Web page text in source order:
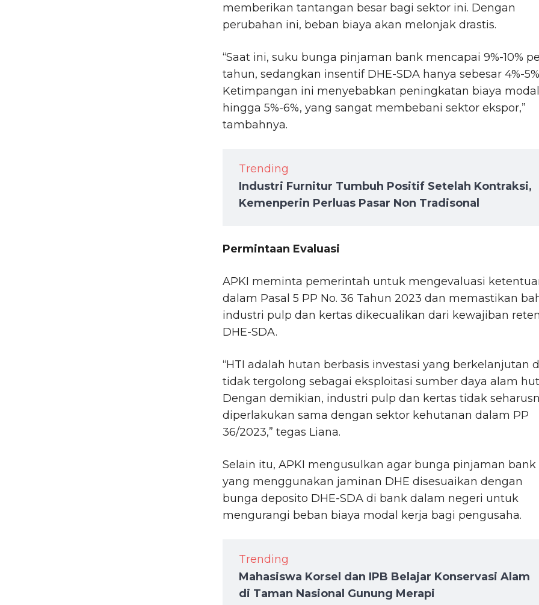
memberikan tantangan besar bagi sektor ini. Dengan
perubahan ini, beban biaya akan melonjak drastis.
“Saat ini, suku bunga pinjaman bank mencapai 9%-10%
tahun, sedangkan insentif DHE-SDA hanya sebesar 4%-
Ketimpangan ini menyebabkan peningkatan biaya modal
hingga 5%-6%, yang sangat membebani sektor ekspor,”
tambahnya.
Trending
Industri Furnitur Tumbuh Positif Setelah Kontraksi,
Kemenperin Perluas Pasar Non Tradisonal
Permintaan Evaluasi
APKI meminta pemerintah untuk mengevaluasi
dalam Pasal 5 PP No. 36 Tahun 2023 dan memastikan
industri pulp dan kertas dikecualikan dari kewajiban
DHE-SDA.
“HTI adalah hutan berbasis investasi yang berkelanjutan
tidak tergolong sebagai eksploitasi sumber daya alam
Dengan demikian, industri pulp dan kertas tidak
diperlakukan sama dengan sektor kehutanan dalam PP
36/2023,” tegas Liana.
Selain itu, APKI mengusulkan agar bunga pinjaman bank
yang menggunakan jaminan DHE disesuaikan dengan
bunga deposito DHE-SDA di bank dalam negeri untuk
mengurangi beban biaya modal kerja bagi pengusaha.
Trending
Mahasiswa Korsel dan IPB Belajar Konservasi Alam
di Taman Nasional Gunung Merapi